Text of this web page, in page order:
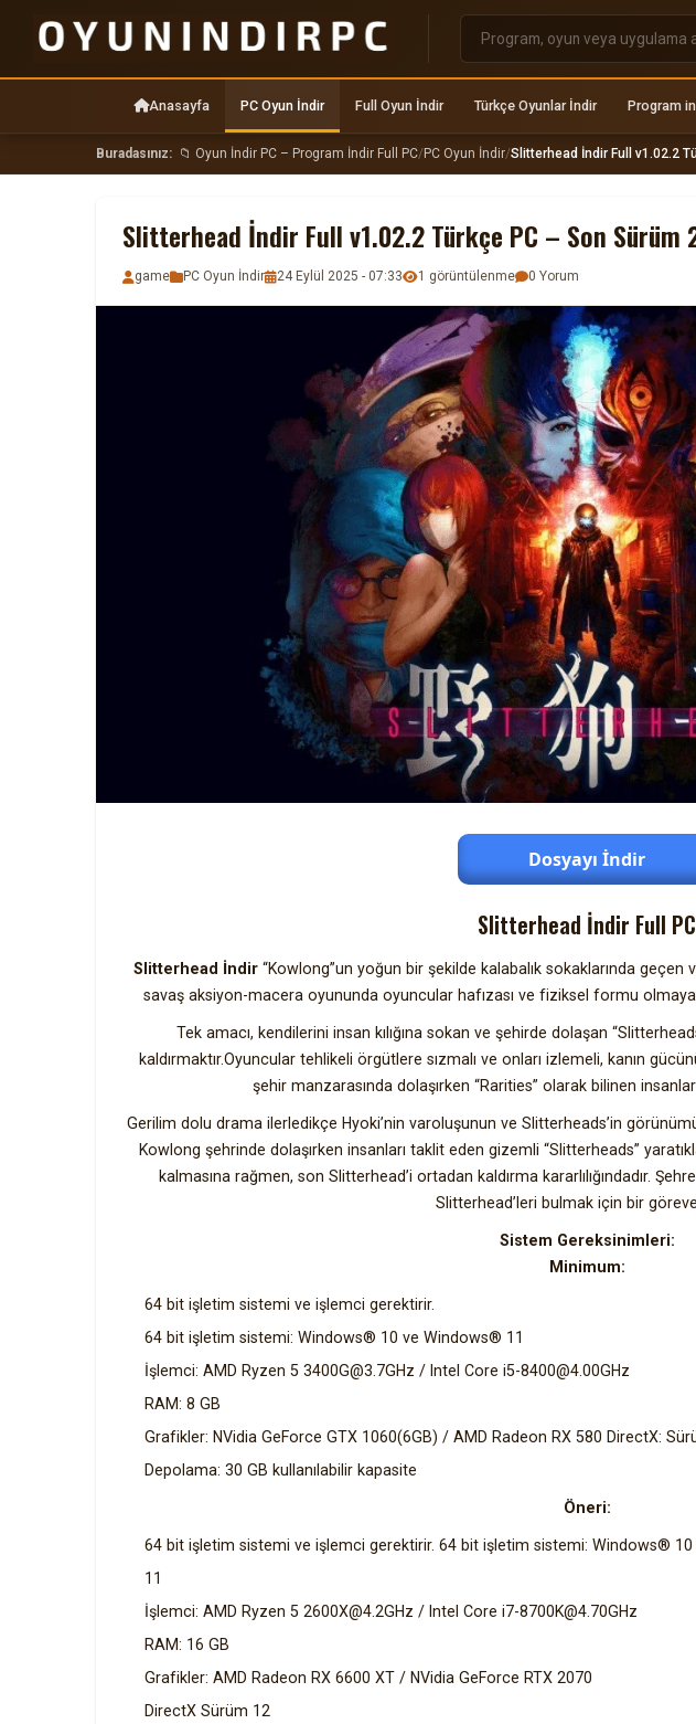
Anasayfa PC Oyun İndir Full Oyun İndir Türkçe Oyunlar İndir Program
Buradasınız: 📁 Oyun İndir PC – Program İndir Full PC/PC Oyun İndir/Slitterhead İndir Full v1.02.2
Slitterhead İndir Full v1.02.2 Türkçe PC – Son Sürüm
game PC Oyun İndir 24 Eylül 2025 - 07:33 1 görüntülenme 0 Yorum
Dosyayı İndir
Slitterhead İndir Full PC
Slitterhead İndir“Kowlong”un yoğun bir şekilde kalabalık sokaklarında
savaş aksiyon-macera oyununda oyuncular hafızası ve fiziksel formu olmayan
Tek amacı, kendilerini insan kılığına sokan ve şehirde dolaşan
kaldırmaktır.Oyuncular tehlikeli örgütlere sızmalı ve onları izlemeli, kanın
şehir manzarasında dolaşırken “Rarities” olarak bilinen
Gerilim dolu drama ilerledikçe Hyoki’nin varoluşunun ve Slitterheads’in
Kowlong şehrinde dolaşırken insanları taklit eden gizemli “Slitterheads”
kalmasına rağmen, son Slitterhead’i ortadan kaldırma kararlılığındadır.
Slitterhead’leri bulmak için bir göreve
Sistem Gereksinimleri:
Minimum:
64 bit işletim sistemi ve işlemci gerektirir.
64 bit işletim sistemi: Windows® 10 ve Windows® 11
İşlemci: AMD Ryzen 5 3400G@3.7GHz / Intel Core i5-8400@4.00GHz
RAM: 8 GB
Grafikler: NVidia GeForce GTX 1060(6GB) / AMD Radeon RX 580 DirectX:
Depolama: 30 GB kullanılabilir kapasite
Öneri:
64 bit işletim sistemi ve işlemci gerektirir. 64 bit işletim sistemi: Windows®
11
İşlemci: AMD Ryzen 5 2600X@4.2GHz / Intel Core i7-8700K@4.70GHz
RAM: 16 GB
Grafikler: AMD Radeon RX 6600 XT / NVidia GeForce RTX 2070
DirectX Sürüm 12